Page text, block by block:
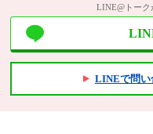
LINE@トーク
LINEで問い